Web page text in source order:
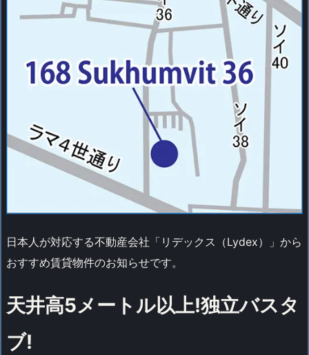
日本人が対応する不動産会社「リデックス（Lydex）」から
おすすめ賃貸物件のお知らせです。
天井高5メートル以上!独立バスタ
ブ!